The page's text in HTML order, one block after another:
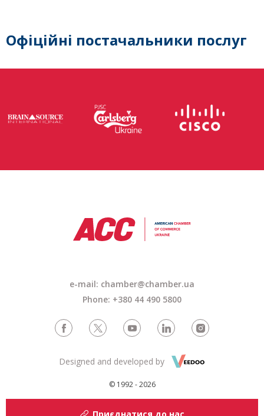
Офіційні постачальники послуг
e-mail: chamber@chamber.ua
Phone: +380 44 490 5800
© 1992 - 2026
Designed and developed by